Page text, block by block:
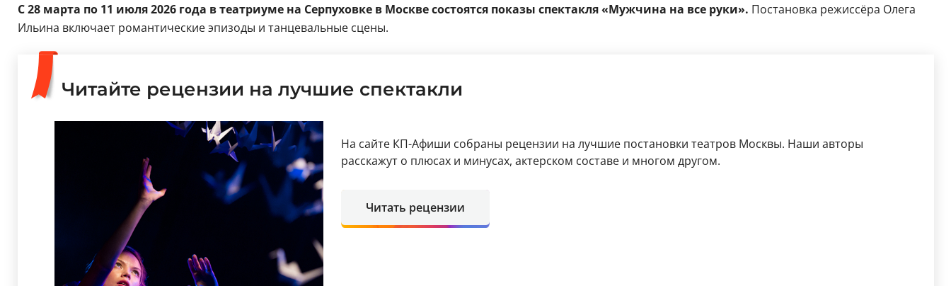
С 28 марта по 11 июля 2026 года в театриуме на Серпуховке в Москве состоятся показы спектакля «Мужчина на все руки». Постановка режиссёра Олега
Ильина включает романтические эпизоды и танцевальные сцены.
Читайте рецензии на лучшие спектакли
На сайте КП-Афиши собраны рецензии на лучшие постановки театров Москвы. Наши авторы
расскажут о плюсах и минусах, актерском составе и многом другом.
Читать рецензии